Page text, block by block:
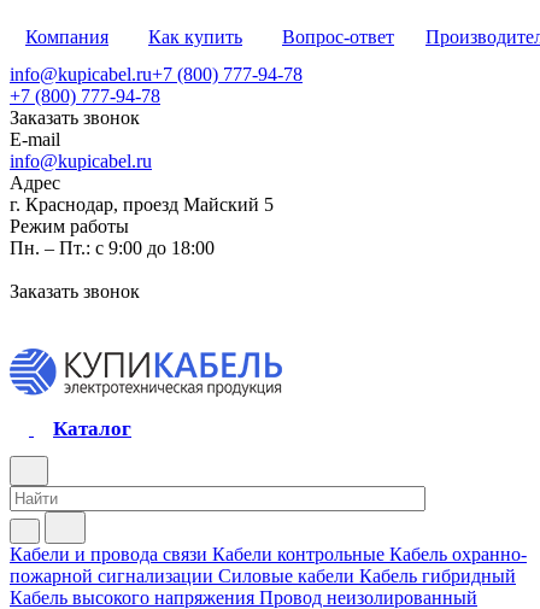
Компания Как купить Вопрос-ответ
info@kupicabel.ru+7 (800) 777-94-78
+7 (800) 777-94-78
Заказать звонок
E-mail
info@kupicabel.ru
Адрес
г. Краснодар, проезд Майский 5
Режим работы
Пн. – Пт.: с 9:00 до 18:00
Заказать звонок
Каталог
Кабели и провода связи Кабели контрольные Кабель охранно-
пожарной сигнализации Силовые кабели Кабель гибридный
Кабель высокого напряжения Провод неизолированный